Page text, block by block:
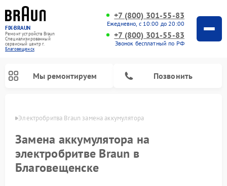
FIX-BRAUN
Ремонт устройств Braun
Специализированный
cервисный центр г.
Благовещенск
+7 (800) 301-55-83
Ежедневно, с 10:00 до 20:00
+7 (800) 301-55-83
Звонок бесплатный по РФ
Мы ремонтируем Позвонить
Электробритва Braun замена аккумулятора
Замена аккумулятора на
электробритве Braun в
Благовещенске